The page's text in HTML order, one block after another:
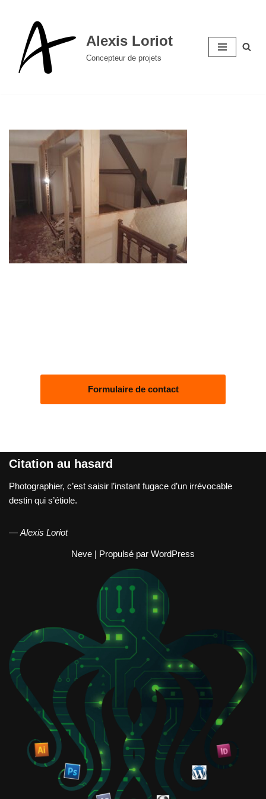
contenu
Alexis Loriot
Concepteur de projets
Formulaire de contact
Citation au hasard
Photographier, c’est saisir l’instant fugace d’un irrévocable
destin qui s’étiole.
—Alexis Loriot
Neve | Propulsé par WordPress